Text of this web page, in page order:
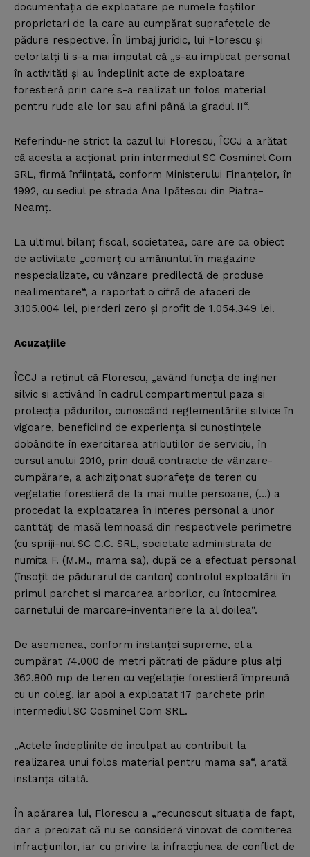
documentaţia de exploatare pe numele foştilor
proprietari de la care au cumpărat suprafeţele de
pădure respective. În limbaj juridic, lui Florescu şi
celorlalţi li s-a mai imputat că „s-au implicat personal
în activităţi şi au îndeplinit acte de exploatare
forestieră prin care s-a realizat un folos material
pentru rude ale lor sau afini până la gradul II“.
Referindu-ne strict la cazul lui Florescu, ÎCCJ a arătat
că acesta a acţionat prin intermediul SC Cosminel Com
SRL, firmă înfiinţată, conform Ministerului Finanţelor, în
1992, cu sediul pe strada Ana Ipătescu din Piatra-
Neamţ.
La ultimul bilanţ fiscal, societatea, care are ca obiect
de activitate „comerţ cu amănuntul în magazine
nespecializate, cu vânzare predilectă de produse
nealimentare“, a raportat o cifră de afaceri de
3.105.004 lei, pierderi zero şi profit de 1.054.349 lei.
Acuzaţiile
ÎCCJ a reţinut că Florescu, „având funcţia de inginer
silvic si activând în cadrul compartimentul paza si
protecţia pădurilor, cunoscând reglementările silvice în
vigoare, beneficiind de experienţa si cunoştinţele
dobândite în exercitarea atribuţiilor de serviciu, în
cursul anului 2010, prin două contracte de vânzare-
cumpărare, a achiziţionat suprafeţe de teren cu
vegetaţie forestieră de la mai multe persoane, (…) a
procedat la exploatarea în interes personal a unor
cantităţi de masă lemnoasă din respectivele perimetre
(cu spriji-nul SC C.C. SRL, societate administrata de
numita F. (M.M., mama sa), după ce a efectuat personal
(însoţit de pădurarul de canton) controlul exploatării în
primul parchet si marcarea arborilor, cu întocmirea
carnetului de marcare-inventariere la al doilea“.
De asemenea, conform instanţei supreme, el a
cumpărat 74.000 de metri pătraţi de pădure plus alţi
362.800 mp de teren cu vegetaţie forestieră împreună
cu un coleg, iar apoi a exploatat 17 parchete prin
intermediul SC Cosminel Com SRL.
„Actele îndeplinite de inculpat au contribuit la
realizarea unui folos material pentru mama sa“, arată
instanţa citată.
În apărarea lui, Florescu a „recunoscut situaţia de fapt,
dar a precizat că nu se consideră vinovat de comiterea
infracţiunilor, iar cu privire la infracţiunea de conflict de